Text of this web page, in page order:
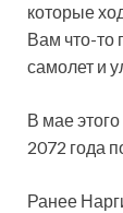
которые
Вам что-то
самолет и
В мае
2072 года
Ранее